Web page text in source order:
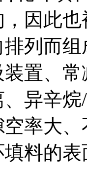
因此
列而
置、
异辛
率大
料的